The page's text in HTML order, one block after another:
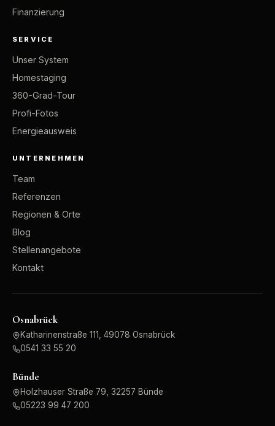
Finanzierung
SERVICE
Unser System
Homestaging
360-Grad-Tour
Profi-Fotos
Energieausweis
UNTERNEHMEN
Team
Referenzen
Regionen & Orte
Blog
Stellenangebote
Kontakt
Osnabrück
Katharinenstraße 111, 49078 Osnabrück
0541 33 55 20
Bünde
Holzhauser Straße 79, 32257 Bünde
05223 99 47 200